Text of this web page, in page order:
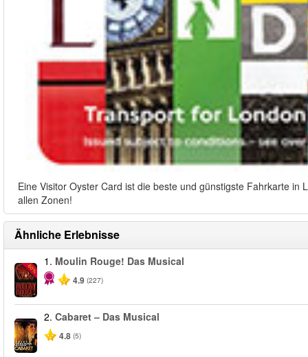
Eine Visitor Oyster Card ist die beste und günstigste Fahrkarte
allen Zonen!
Ähnliche Erlebnisse
-50%
1. Moulin Rouge! Das Musical
4.9 (227)
2. Cabaret – Das Musical
4.8 (5)